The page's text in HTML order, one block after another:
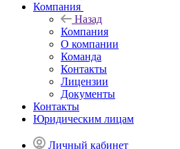
Компания
Назад
Компания
О компании
Команда
Контакты
Лицензии
Документы
Контакты
Юридическим лицам
Личный кабинет